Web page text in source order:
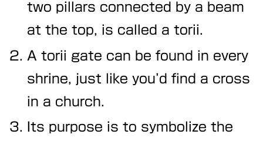
two pillars connected by a beam
at the top, is called a torii.
A torii gate can be found in every
shrine, just like you’d find a cross
in a church.
Its purpose is to symbolize the